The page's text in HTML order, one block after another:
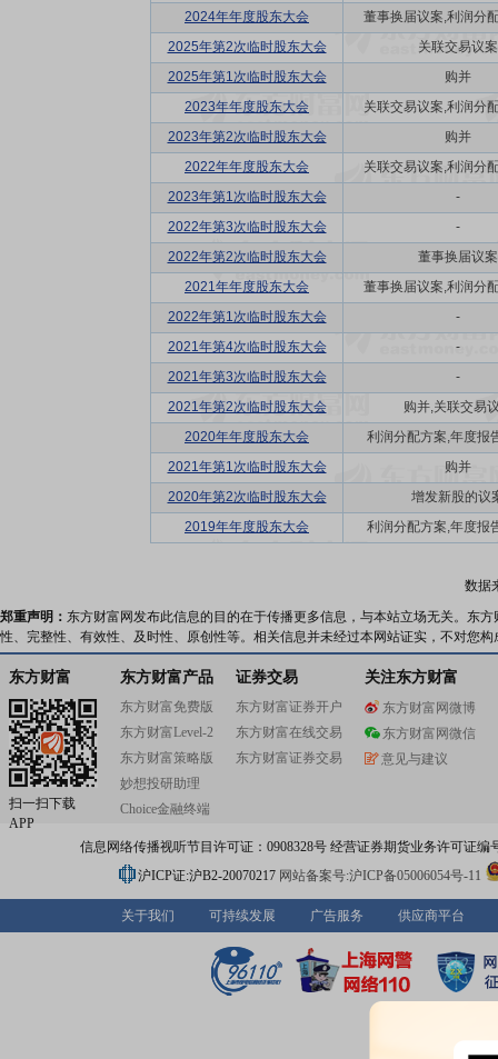
2024年年度股东大会
董事换届议案,利润分
2025年第2次临时股东大会
关联交易议案
2025年第1次临时股东大会
购并
2023年年度股东大会
关联交易议案,利润分
2023年第2次临时股东大会
购并
2022年年度股东大会
关联交易议案,利润分
2023年第1次临时股东大会
-
2022年第3次临时股东大会
-
2022年第2次临时股东大会
董事换届议案
2021年年度股东大会
董事换届议案,利润分
2022年第1次临时股东大会
-
2021年第4次临时股东大会
-
2021年第3次临时股东大会
-
2021年第2次临时股东大会
购并,关联交易
2020年年度股东大会
利润分配方案,年度报
2021年第1次临时股东大会
购并
2020年第2次临时股东大会
增发新股的议
2019年年度股东大会
利润分配方案,年度报
数据
郑重声明： 东方财富网发布此信息的目的在于传播更多信息，与本站立场无关。东
性、完整性、有效性、及时性、原创性等。相关信息并未经过本网站证实，不对您
东方财富
扫一扫下载
APP
东方财富产品
东方财富免费版
东方财富Level-2
东方财富策略版
妙想投研助理
Choice金融终端
证券交易
东方财富证券开户
东方财富在线交易
东方财富证券交易
关注东方财富
东方财富网微博
东方财富网微信
意见与建议
信息网络传播视听节目许可证：0908328号 经营证券期货业务许可证编
沪ICP证:沪B2-20070217 网站备案号:沪ICP备05006054号-11
关于我们 可持续发展 广告服务 供应商平台